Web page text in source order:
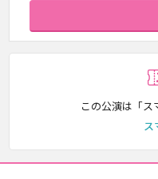
この公演は「ス
ス